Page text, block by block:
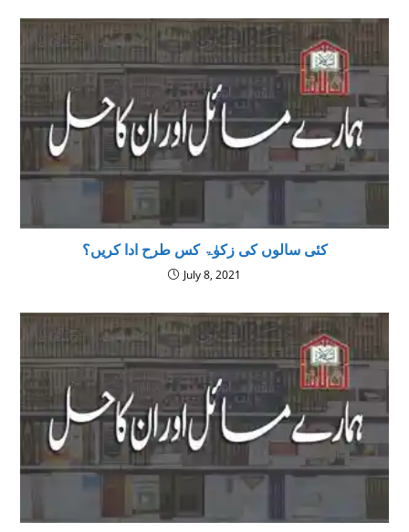
کئی سالوں کی زکوٰۃ کس طرح ادا کریں؟
July 8, 2021